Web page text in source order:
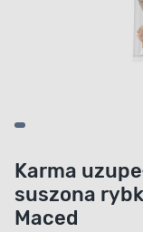
Karma
suszona
Maced